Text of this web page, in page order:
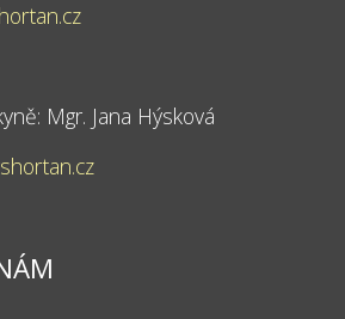
Mgr. Jana Hýsková